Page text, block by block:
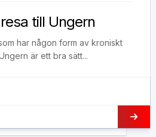
till Ungern
har någon form av kroniskt
är ett bra sätt...